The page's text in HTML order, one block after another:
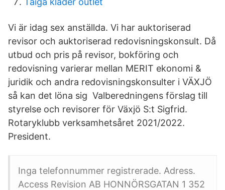
Vi är idag sex anställda. Vi har auktoriserad
revisor och auktoriserad redovisningskonsult. Då
utbud och pris på revisor, bokföring och
redovisning varierar mellan MERIT ekonomi &
juridik och andra redovisningskonsulter i VÄXJÖ
så kan det löna sig Valberedningens förslag till
styrelse och revisorer för Växjö S:t Sigfrid.
Rotaryklubb verksamhetsåret 2021/2022.
President.
Inga telefonnummer registrerade. Adress.
Access Revision AB HONNÖRSGATAN 1 352